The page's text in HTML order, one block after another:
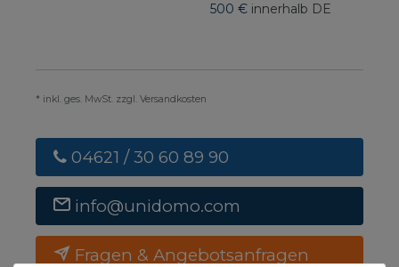
500 € innerhalb DE
* inkl. ges. MwSt. zzgl. Versandkosten
04621 / 30 60 89 90
info@unidomo.com
Fragen & Angebotsanfragen